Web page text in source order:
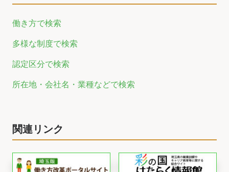
働き方で検索
多様な制度で検索
認定区分で検索
所在地・会社名・業種などで検索
関連リンク